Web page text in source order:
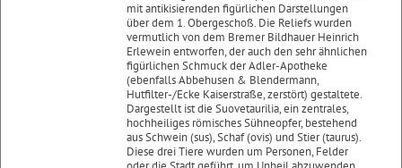
mit antikisierenden figürlichen Darstellungen
über dem 1. Obergeschoß. Die Reliefs wurden
vermutlich von dem Bremer Bildhauer Heinrich
Erlewein entworfen, der auch den sehr ähnlichen
figürlichen Schmuck der Adler-Apotheke
(ebenfalls Abbehusen & Blendermann,
Hutfilter-/Ecke Kaiserstraße, zerstört) gestaltete.
Dargestellt ist die Suovetaurilia, ein zentrales,
hochheiliges römisches Sühneopfer, bestehend
aus Schwein (sus), Schaf (ovis) und Stier (taurus).
Diese drei Tiere wurden um Personen, Felder